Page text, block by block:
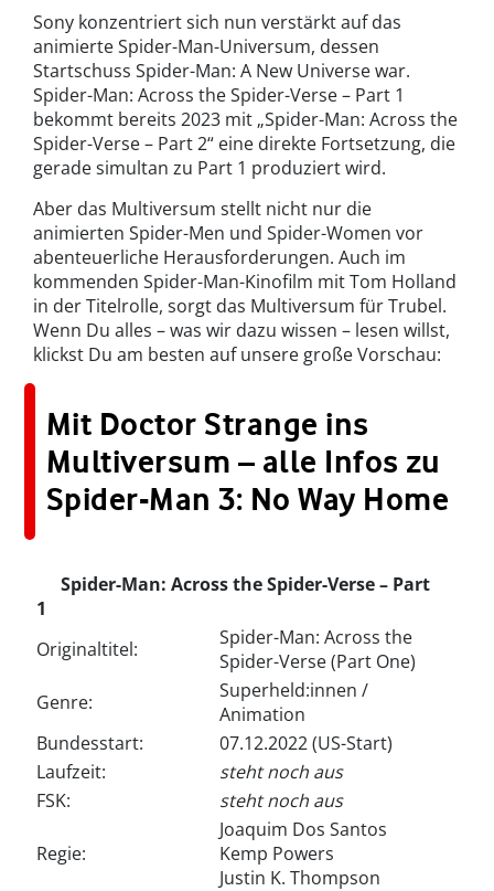
Sony konzentriert sich nun verstärkt auf das
animierte Spider-Man-Universum, dessen
Startschuss Spider-Man: A New Universe war.
Spider-Man: Across the Spider-Verse – Part 1
bekommt bereits 2023 mit „Spider-Man: Across the
Spider-Verse – Part 2“ eine direkte Fortsetzung, die
gerade simultan zu Part 1 produziert wird.
Aber das Multiversum stellt nicht nur die
animierten Spider-Men und Spider-Women vor
abenteuerliche Herausforderungen. Auch im
kommenden Spider-Man-Kinofilm mit Tom Holland
in der Titelrolle, sorgt das Multiversum für Trubel.
Wenn Du alles – was wir dazu wissen – lesen willst,
klickst Du am besten auf unsere große Vorschau:
Mit Doctor Strange ins
Multiversum – alle Infos zu
Spider-Man 3: No Way Home
Spider-Man: Across the Spider-Verse – Part
1
Originaltitel:
Spider-Man: Across the
Spider-Verse (Part One)
Genre:
Superheld:innen /
Animation
Bundesstart:
07.12.2022 (US-Start)
Laufzeit:
steht noch aus
FSK:
steht noch aus
Regie:
Joaquim Dos Santos
Kemp Powers
Justin K. Thompson